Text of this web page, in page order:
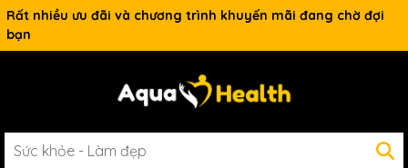
Rất nhiều ưu đãi và chương trình khuyến mãi đang chờ đợi
bạn